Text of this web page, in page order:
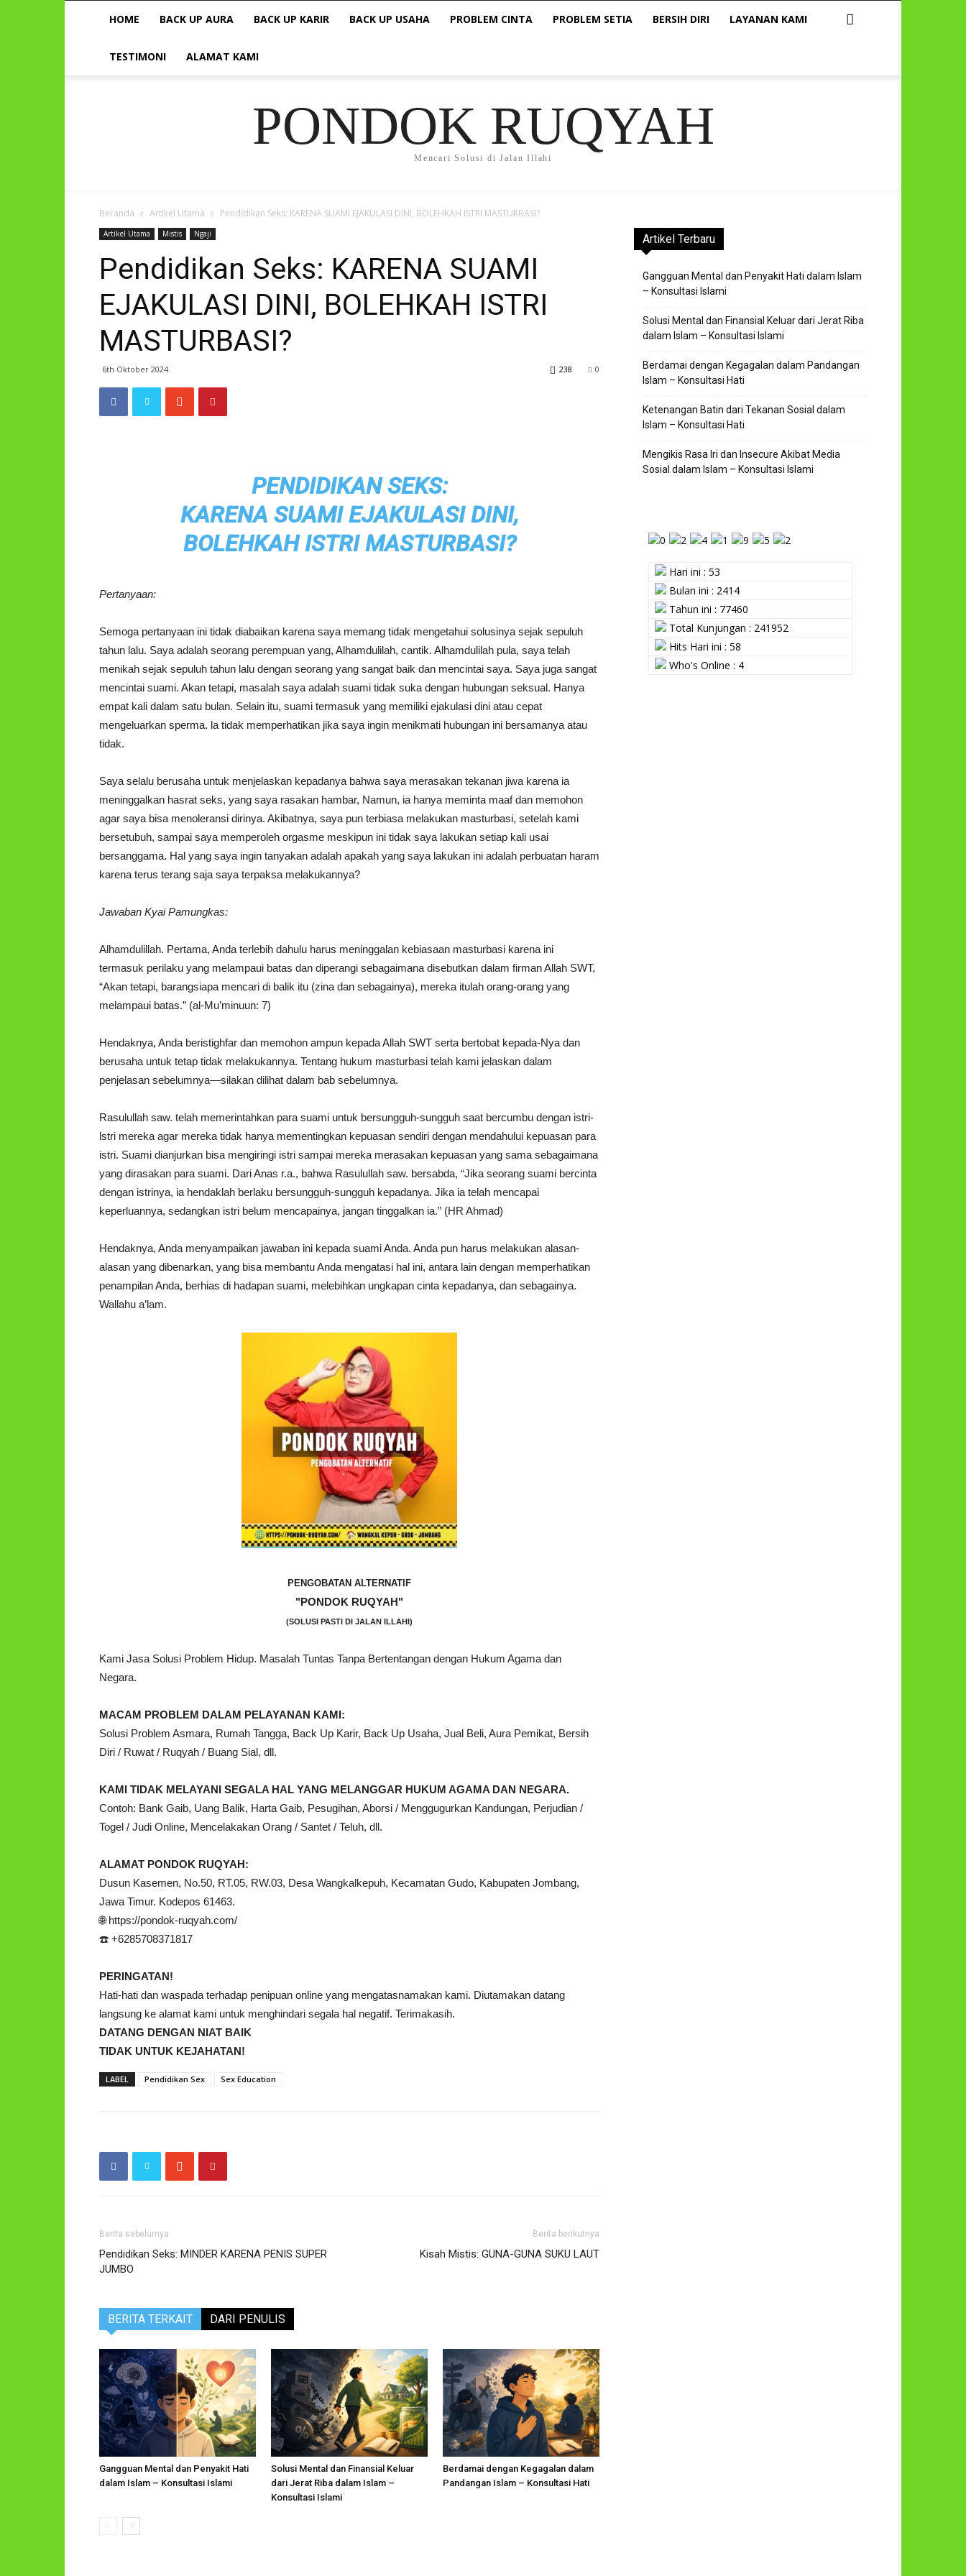
HOME BACK UP AURA BACK UP KARIR BACK UP USAHA PROBLEM CINTA PROBLEM SETIA BERSIH DIRI LAYANAN KAMI
TESTIMONI ALAMAT KAMI
PONDOK RUQYAH
Mencari Solusi di Jalan Illahi
Beranda Artikel Utama Pendidikan Seks: KARENA SUAMI EJAKULASI DINI, BOLEHKAH ISTRI MASTURBASI?
Artikel Utama Mistis Ngaji
Pendidikan Seks: KARENA SUAMI
EJAKULASI DINI, BOLEHKAH ISTRI
MASTURBASI?
6th Oktober 2024 0
238
PENDIDIKAN SEKS:
KARENA SUAMI EJAKULASI DINI,
BOLEHKAH ISTRI MASTURBASI?
Pertanyaan:
Semoga pertanyaan ini tidak diabaikan karena saya memang tidak mengetahui solusinya sejak sepuluh
tahun lalu. Saya adalah seorang perempuan yang, Alhamdulilah, cantik. Alhamdulilah pula, saya telah
menikah sejak sepuluh tahun lalu dengan seorang yang sangat baik dan mencintai saya. Saya juga sangat
mencintai suami. Akan tetapi, masalah saya adalah suami tidak suka dengan hubungan seksual. Hanya
empat kali dalam satu bulan. Selain itu, suami termasuk yang memiliki ejakulasi dini atau cepat
mengeluarkan sperma. la tidak memperhatikan jika saya ingin menikmati hubungan ini bersamanya atau
tidak.
Saya selalu berusaha untuk menjelaskan kepadanya bahwa saya merasakan tekanan jiwa karena ia
meninggalkan hasrat seks, yang saya rasakan hambar, Namun, ia hanya meminta maaf dan memohon
agar saya bisa menoleransi dirinya. Akibatnya, saya pun terbiasa melakukan masturbasi, setelah kami
bersetubuh, sampai saya memperoleh orgasme meskipun ini tidak saya lakukan setiap kali usai
bersanggama. Hal yang saya ingin tanyakan adalah apakah yang saya lakukan ini adalah perbuatan haram
karena terus terang saja saya terpaksa melakukannya?
Jawaban Kyai Pamungkas:
Alhamdulillah. Pertama, Anda terlebih dahulu harus meninggalan kebiasaan masturbasi karena ini
termasuk perilaku yang melampaui batas dan diperangi sebagaimana disebutkan dalam firman Allah SWT,
“Akan tetapi, barangsiapa mencari di balik itu (zina dan sebagainya), mereka itulah orang-orang yang
melampaui batas.” (al-Mu’minuun: 7)
Hendaknya, Anda beristighfar dan memohon ampun kepada Allah SWT serta bertobat kepada-Nya dan
berusaha untuk tetap tidak melakukannya. Tentang hukum masturbasi telah kami jelaskan dalam
penjelasan sebelumnya—silakan dilihat dalam bab sebelumnya.
Rasulullah saw. telah memerintahkan para suami untuk bersungguh-sungguh saat bercumbu dengan istri-
lstri mereka agar mereka tidak hanya mementingkan kepuasan sendiri dengan mendahului kepuasan para
istri. Suami dianjurkan bisa mengiringi istri sampai mereka merasakan kepuasan yang sama sebagaimana
yang dirasakan para suami. Dari Anas r.a., bahwa Rasulullah saw. bersabda, “Jika seorang suami bercinta
dengan istrinya, ia hendaklah berlaku bersungguh-sungguh kepadanya. Jika ia telah mencapai
keperluannya, sedangkan istri belum mencapainya, jangan tinggalkan ia.” (HR Ahmad)
Hendaknya, Anda menyampaikan jawaban ini kepada suami Anda. Anda pun harus melakukan alasan-
alasan yang dibenarkan, yang bisa membantu Anda mengatasi hal ini, antara lain dengan memperhatikan
penampilan Anda, berhias di hadapan suami, melebihkan ungkapan cinta kepadanya, dan sebagainya.
Wallahu a’lam.
PENGOBATAN ALTERNATIF
"PONDOK RUQYAH"
(SOLUSI PASTI DI JALAN ILLAHI)
Kami Jasa Solusi Problem Hidup. Masalah Tuntas Tanpa Bertentangan dengan Hukum Agama dan
Negara.
MACAM PROBLEM DALAM PELAYANAN KAMI:
Solusi Problem Asmara, Rumah Tangga, Back Up Karir, Back Up Usaha, Jual Beli, Aura Pemikat, Bersih
Diri / Ruwat / Ruqyah / Buang Sial, dll.
KAMI TIDAK MELAYANI SEGALA HAL YANG MELANGGAR HUKUM AGAMA DAN NEGARA.
Contoh: Bank Gaib, Uang Balik, Harta Gaib, Pesugihan, Aborsi / Menggugurkan Kandungan, Perjudian /
Togel / Judi Online, Mencelakakan Orang / Santet / Teluh, dll.
ALAMAT PONDOK RUQYAH:
Dusun Kasemen, No.50, RT.05, RW.03, Desa Wangkalkepuh, Kecamatan Gudo, Kabupaten Jombang,
Jawa Timur. Kodepos 61463.
🌐 https://pondok-ruqyah.com/
☎️ +6285708371817
PERINGATAN!
Hati-hati dan waspada terhadap penipuan online yang mengatasnamakan kami. Diutamakan datang
langsung ke alamat kami untuk menghindari segala hal negatif. Terimakasih.
DATANG DENGAN NIAT BAIK
TIDAK UNTUK KEJAHATAN!
LABEL Pendidikan Sex Sex Education
Berita sebelumya
Pendidikan Seks: MINDER KARENA PENIS SUPER
JUMBO
Berita berikutnya
Kisah Mistis: GUNA-GUNA SUKU LAUT
BERITA TERKAIT DARI PENULIS
Gangguan Mental dan Penyakit Hati
dalam Islam – Konsultasi Islami
Solusi Mental dan Finansial Keluar
dari Jerat Riba dalam Islam –
Konsultasi Islami
Berdamai dengan Kegagalan dalam
Pandangan Islam – Konsultasi Hati
Artikel Terbaru
Gangguan Mental dan Penyakit Hati dalam Islam
– Konsultasi Islami
Solusi Mental dan Finansial Keluar dari Jerat Riba
dalam Islam – Konsultasi Islami
Berdamai dengan Kegagalan dalam Pandangan
Islam – Konsultasi Hati
Ketenangan Batin dari Tekanan Sosial dalam
Islam – Konsultasi Hati
Mengikis Rasa Iri dan Insecure Akibat Media
Sosial dalam Islam – Konsultasi Islami
Hari ini : 53
Bulan ini : 2414
Tahun ini : 77460
Total Kunjungan : 241952
Hits Hari ini : 58
Who's Online : 4